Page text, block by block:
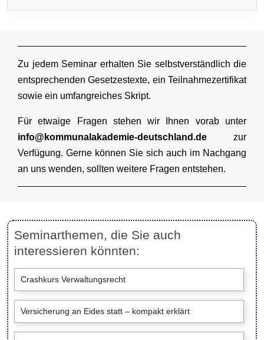
Zu jedem Seminar erhalten Sie selbstverständlich die
entsprechenden Gesetzestexte, ein Teilnahmezertifikat
sowie ein umfangreiches Skript.
Für etwaige Fragen stehen wir Ihnen vorab unter
info@kommunalakademie-deutschland.de zur
Verfügung. Gerne können Sie sich auch im Nachgang
an uns wenden, sollten weitere Fragen entstehen.
Seminarthemen, die Sie auch
interessieren könnten:
Crashkurs Verwaltungsrecht
Versicherung an Eides statt – kompakt erklärt